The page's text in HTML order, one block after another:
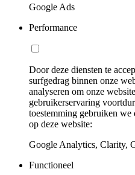
Google Ads
Performance
Door deze diensten te
surfgedrag binnen onze
analyseren om onze
gebruikerservaring
toestemming gebruiken we
op deze website:
Google Analytics, Clarity,
Functioneel